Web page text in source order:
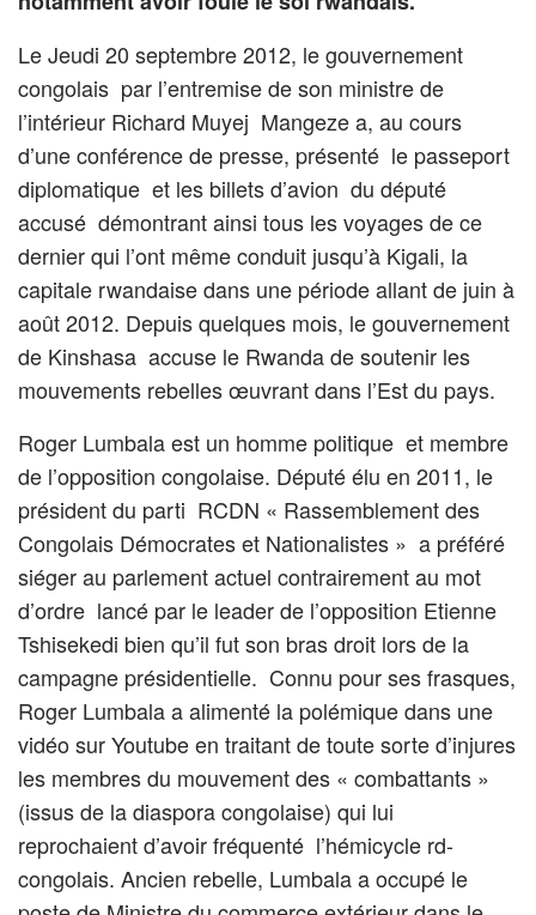
Le Jeudi 20 septembre 2012, le gouvernement
congolais par l’entremise de son ministre de
l’intérieur Richard Muyej Mangeze a, au cours
d’une conférence de presse, présenté le passeport
diplomatique et les billets d’avion du député
accusé démontrant ainsi tous les voyages de ce
dernier qui l’ont même conduit jusqu’à Kigali, la
capitale rwandaise dans une période allant de juin à
août 2012. Depuis quelques mois, le gouvernement
de Kinshasa accuse le Rwanda de soutenir les
mouvements rebelles œuvrant dans l’Est du pays.
Roger Lumbala est un homme politique et membre
de l’opposition congolaise. Député élu en 2011, le
président du parti RCDN « Rassemblement des
Congolais Démocrates et Nationalistes » a préféré
siéger au parlement actuel contrairement au mot
d’ordre lancé par le leader de l’opposition Etienne
Tshisekedi bien qu’il fut son bras droit lors de la
campagne présidentielle. Connu pour ses frasques,
Roger Lumbala a alimenté la polémique dans une
vidéo sur Youtube en traitant de toute sorte d’injures
les membres du mouvement des « combattants »
(issus de la diaspora congolaise) qui lui
reprochaient d’avoir fréquenté l’hémicycle rd-
congolais. Ancien rebelle, Lumbala a occupé le